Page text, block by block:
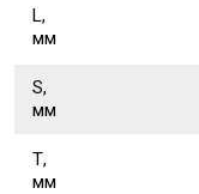
L,
мм
S,
мм
Т,
мм